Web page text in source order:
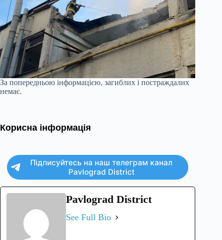
За попередньою інформацією, загиблих і постраждалих
немає.
Корисна інформація
Підписуйтесь на наш телеграм канал
Pavlograd District
Pavlograd District
See Full Bio